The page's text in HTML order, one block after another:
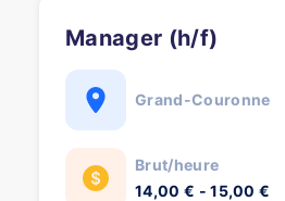
Manager (h/f)
Grand-Couronne
Brut/heure
14,00 € - 15,00 €